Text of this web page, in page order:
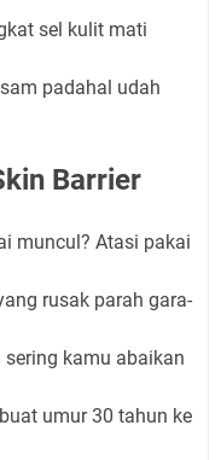
sel kulit mati
padahal udah
Barrier
muncul? Atasi pakai
rusak parah gara-
kamu abaikan
umur 30 tahun ke